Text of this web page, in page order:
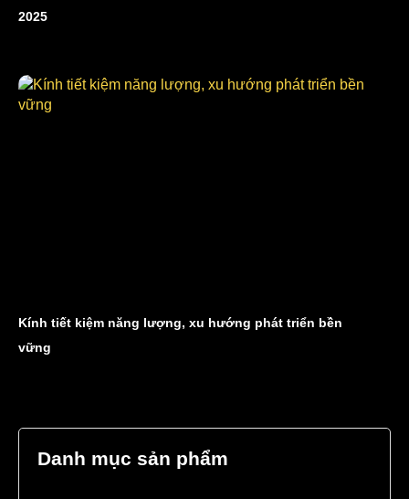
2025
Kính tiết kiệm năng lượng, xu hướng phát triển bền
vững
Danh mục sản phẩm